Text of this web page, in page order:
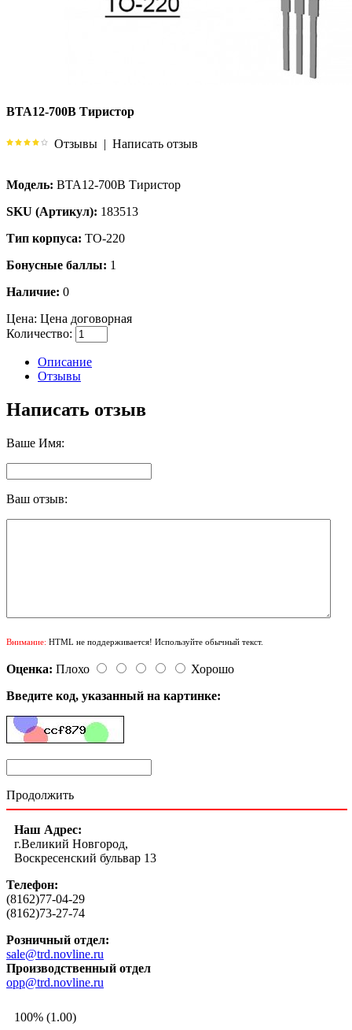
BTA12-700B Тиристор
Отзывы | Написать отзыв
Модель: BTA12-700B Тиристор
SKU (Артикул): 183513
Тип корпуса: TO-220
Бонусные баллы: 1
Наличие: 0
Цена: Цена договорная
Количество:
Описание
Отзывы
Написать отзыв
Ваше Имя:
Ваш отзыв:
Внимание: HTML не поддерживается! Используйте обычный текст.
Оценка: Плохо
Хорошо
Введите код, указанный на картинке:
Продолжить
Наш Адрес:
г.Великий Новгород,
Воскресенский бульвар 13
Телефон:
(8162)77-04-29
(8162)73-27-74
Розничный отдел:
sale@trd.novline.ru
Производственный отдел
opp@trd.novline.ru
100% (1.00)